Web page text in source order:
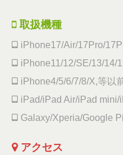
取扱機種
iPhone17/Air/17Pro/
iPhone11/12/SE/13/14/
iPhone4/5/6/7/8/X,等以
iPad/iPad Air/iPad
Galaxy/Xperia/Google
アクセス